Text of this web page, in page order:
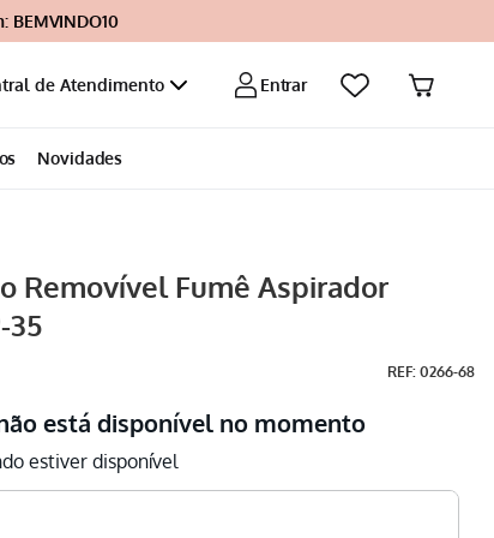
BEMVINDO10
de Atendimento Entrar
Novidades
Removível Fumê Aspirador
35
: 0266-68
está disponível no momento
estiver disponível